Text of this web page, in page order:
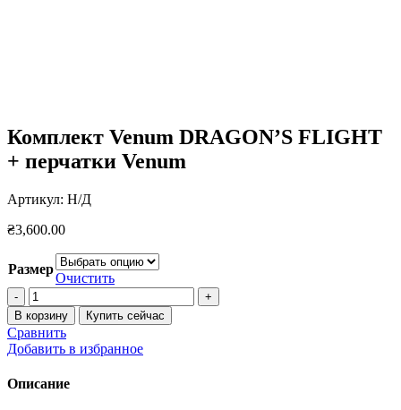
Комплект Venum DRAGON’S FLIGHT
+ перчатки Venum
Артикул: Н/Д
₴3,600.00
Размер
Очистить
Количество
товара
Комплект
Venum
DRAGON’S
+
В корзину Купить сейчас
Сравнить
Добавить в избранное
Описание